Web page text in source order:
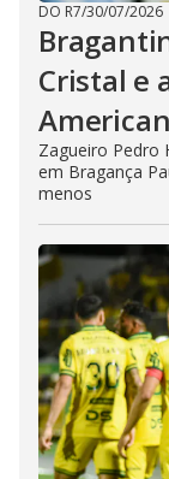
DO R7/30/07/2026
Cristal e
Zagueiro Pedro
em Bragança
menos